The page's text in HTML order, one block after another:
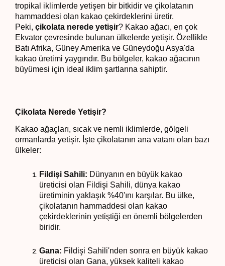
tropikal iklimlerde yetişen bir bitkidir ve çikolatanın
hammaddesi olan kakao çekirdeklerini üretir.
Peki, çikolata nerede yetişir? Kakao ağacı, en çok
Ekvator çevresinde bulunan ülkelerde yetişir. Özellikle
Batı Afrika, Güney Amerika ve Güneydoğu Asya'da
kakao üretimi yaygındır. Bu bölgeler, kakao ağacının
büyümesi için ideal iklim şartlarına sahiptir.
Çikolata Nerede Yetişir?
Kakao ağaçları, sıcak ve nemli iklimlerde, gölgeli
ormanlarda yetişir. İşte çikolatanın ana vatanı olan bazı
ülkeler:
Fildişi Sahili: Dünyanın en büyük kakao
üreticisi olan Fildişi Sahili, dünya kakao
üretiminin yaklaşık %40'ını karşılar. Bu ülke,
çikolatanın hammaddesi olan kakao
çekirdeklerinin yetiştiği en önemli bölgelerden
biridir.
Gana: Fildişi Sahili'nden sonra en büyük kakao
üreticisi olan Gana, yüksek kaliteli kakao